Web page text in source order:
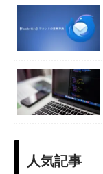
人気記事